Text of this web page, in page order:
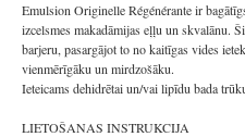
Emulsion Originelle Régénérante ir
izcelsmes makadāmijas eļļu un skvalānu.
barjeru, pasargājot to no kaitīgas vides
vienmērīgāku un mirdzošāku.
Ieteicams dehidrētai un/vai lipīdu bada
LIETOŠANAS INSTRUKCIJA